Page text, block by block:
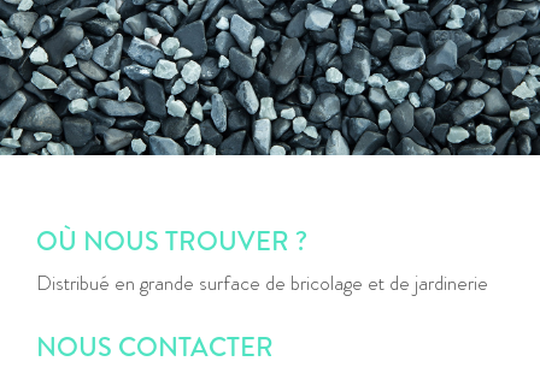
OÙ NOUS TROUVER ?
Distribué en grande surface de bricolage et de jardinerie
NOUS CONTACTER